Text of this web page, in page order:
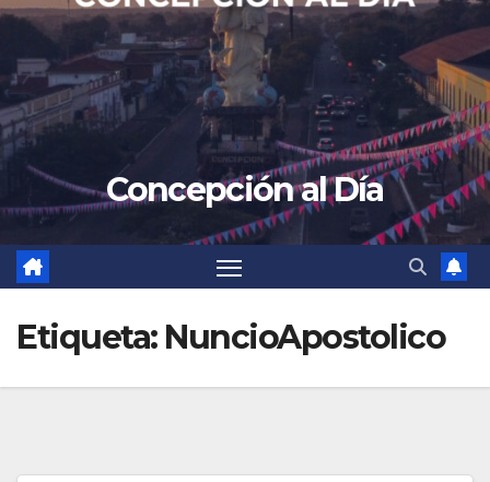
Concepción al Día
Etiqueta: NuncioApostolico